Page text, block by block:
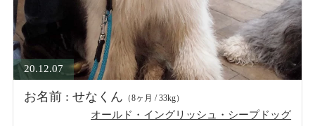
20.12.07
お名前 : せなくん （8ヶ月 / 33kg）
オールド・イングリッシュ・シープドッグ